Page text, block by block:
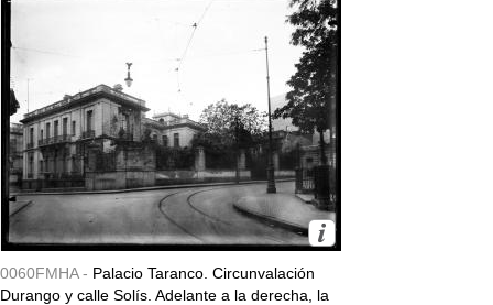
0060FMHA - Palacio Taranco. Circunvalación
Durango y calle Solís. Adelante a la derecha, la